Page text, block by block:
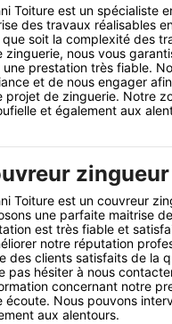
Toiture est un spécialiste
des travaux réalisables
que soit la complexité des
zinguerie, nous vous
prestation très fiable.
et de nous engager
projet de zinguerie. Notre
et également aux
zingueur
Toiture est un couvreur
une parfaite maitrise
est très fiable et
notre réputation
des clients satisfaits de la
pas hésiter à nous
concernant notre
écoute. Nous pouvons
aux alentours.